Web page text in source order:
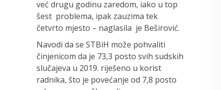
već drugu godinu zaredom, iako u top
šest problema, ipak zauzima tek
četvrto mjesto – naglasila je Beširović.
Navodi da se STBiH može pohvaliti
činjenicom da je 73,3 posto svih sudskih
slučajeva u 2019. riješeno u korist
radnika, što je povećanje od 7,8 posto